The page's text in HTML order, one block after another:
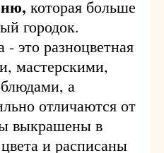
которая больше
городок.
это разноцветная
мастерскими,
а
отличаются от
выкрашены в
и расписаны